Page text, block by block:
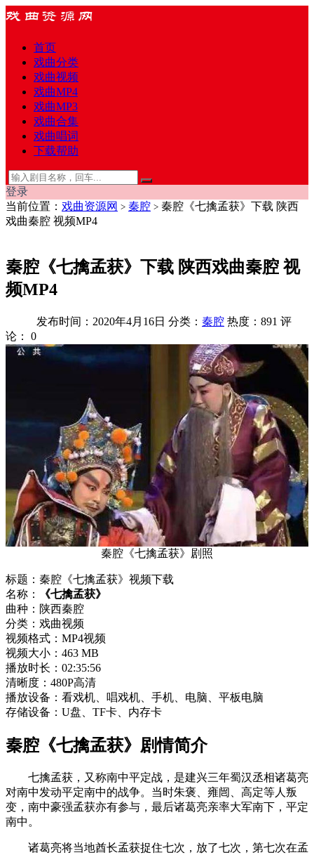
首页
戏曲分类
戏曲视频
戏曲MP4
戏曲MP3
戏曲合集
戏曲唱词
下载帮助
登录
当前位置： 戏曲资源网 > 秦腔 > 秦腔《七擒孟获》下载 陕西
戏曲秦腔 视频MP4
秦腔《七擒孟获》下载 陕西戏曲秦腔 视
频MP4
发布时间：2020年4月16日 分类： 秦腔 热度：891 评
论：
0
秦腔《七擒孟获》剧照
标题：秦腔《七擒孟获》视频下载
名称：
《七擒孟获》
曲种：陕西秦腔
分类：戏曲视频
视频格式：MP4视频
视频大小：463 MB
播放时长：02:35:56
清晰度：480P高清
播放设备：看戏机、唱戏机、手机、电脑、平板电脑
存储设备：U盘、TF卡、内存卡
秦腔《七擒孟获》剧情简介
七擒孟获，又称南中平定战，是建兴三年蜀汉丞相诸葛亮
对南中发动平定南中的战争。当时朱褒、雍闿、高定等人叛
变，南中豪强孟获亦有参与，最后诸葛亮亲率大军南下，平定
南中。
诸葛亮将当地酋长孟获捉住七次，放了七次，第七次在孟